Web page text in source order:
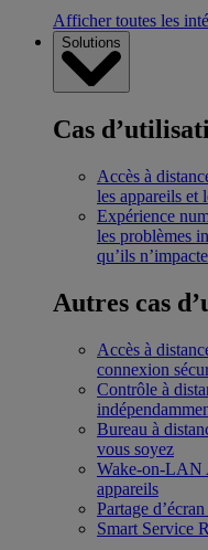
Afficher toutes les
Solutions
Cas
Accès à
les appareils et
Expérience
les problèmes
qu’ils
Autres cas
Accès à
connexion
Contrôle à
Bureau à
vous soyez
Wake-on-LAN
appareils
Partage d’écran
Smart Service